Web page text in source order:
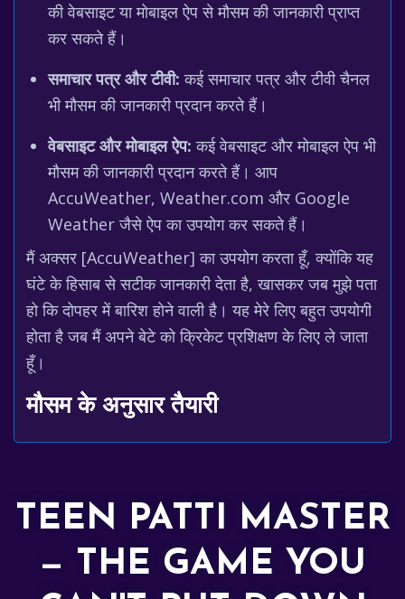
की वेबसाइट या मोबाइल ऐप से मौसम की जानकारी प्राप्त
कर सकते हैं।
समाचार पत्र और टीवी: कई समाचार पत्र और टीवी चैनल
भी मौसम की जानकारी प्रदान करते हैं।
वेबसाइट और मोबाइल ऐप: कई वेबसाइट और मोबाइल ऐप भी
मौसम की जानकारी प्रदान करते हैं। आप
AccuWeather, Weather.com और Google
Weather जैसे ऐप का उपयोग कर सकते हैं।
मैं अक्सर [AccuWeather] का उपयोग करता हूँ, क्योंकि यह
घंटे के हिसाब से सटीक जानकारी देता है, खासकर जब मुझे पता
हो कि दोपहर में बारिश होने वाली है। यह मेरे लिए बहुत उपयोगी
होता है जब मैं अपने बेटे को क्रिकेट प्रशिक्षण के लिए ले जाता
हूँ।
मौसम के अनुसार तैयारी
TEEN PATTI MASTER
— THE GAME YOU